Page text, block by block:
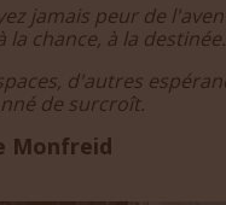
jamais peur de
la chance, à la destinée.
d'autres
de surcroît.
Monfreid